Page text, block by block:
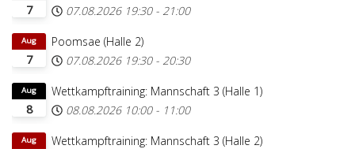
7
07.08.2026 19:30 - 21:00
7
Aug
Poomsae (Halle 2)
07.08.2026 19:30 - 20:30
8
Aug
Wettkampftraining: Mannschaft 3 (Halle 1)
08.08.2026 10:00 - 11:00
Aug
Wettkampftraining: Mannschaft 3 (Halle 2)